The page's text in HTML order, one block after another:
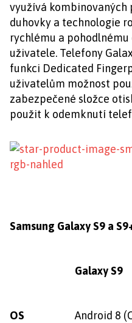
využívá
duhovky a technologie
rychlému a
uživatele. Telefony
funkci Dedicated
uživatelům možnost
zabezpečené složce
použit k odemknutí
Samsung Galaxy S9 a
Galaxy S9
OS Android 8